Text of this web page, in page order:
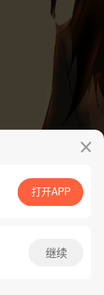
App免费看
打开APP
继续